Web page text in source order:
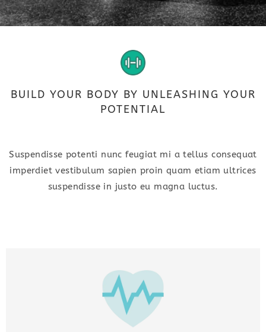
BUILD YOUR BODY BY UNLEASHING YOUR
POTENTIAL
Suspendisse potenti nunc feugiat mi a tellus consequat
imperdiet vestibulum sapien proin quam etiam ultrices
suspendisse in justo eu magna luctus.